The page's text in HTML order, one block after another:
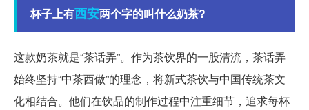
杯子上有西安两个字的叫什么奶茶?
这款奶茶就是“茶话弄”。作为茶饮界的一股清流，茶话弄
始终坚持“中茶西做”的理念，将新式茶饮与中国传统茶文
化相结合。他们在饮品的制作过程中注重细节，追求每杯